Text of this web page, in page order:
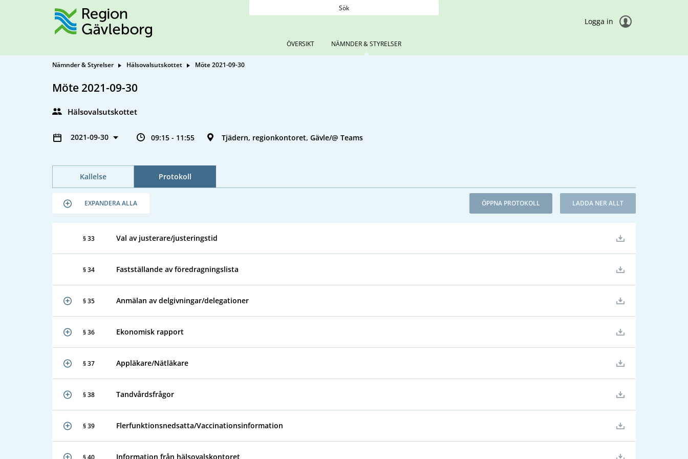
Sök
Logga in
ÖVERSIKT NÄMNDER & STYRELSER
Nämnder & Styrelser Hälsovalsutskottet Möte 2021-09-30
Möte 2021-09-30
Hälsovalsutskottet
2021-09-30 09:15 - 11:55 Tjädern, regionkontoret, Gävle/@ Teams
Kallelse Protokoll
EXPANDERA ALLA ÖPPNA PROTOKOLL LADDA NER ALLT
§ 33 Val av justerare/justeringstid
§ 34 Fastställande av föredragningslista
§ 35 Anmälan av delgivningar/delegationer
§ 36 Ekonomisk rapport
§ 37 Appläkare/Nätläkare
§ 38 Tandvårdsfrågor
§ 39 Flerfunktionsnedsatta/Vaccinationsinformation
§ 40 Information från hälsovalskontoret